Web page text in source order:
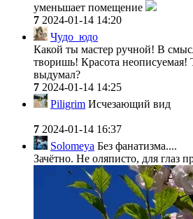
уменьшает помещение
7 2024-01-14 14:20
Чудо_юдо
Какой ты мастер ручной! В
творишь! Красота неописуемая!
выдумал?
7 2024-01-14 14:25
Piligrim Исчезающий вид
7 2024-01-14 16:37
Solomeya Без фанатизма....
Зачётно. Не оляписто, для глаз